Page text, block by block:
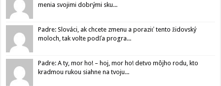
menia svojimi dobrými sku...
Padre: Slováci, ak chcete zmenu a poraziť tento židovský
moloch, tak volte podľa progra...
Padre: A ty, mor ho! – hoj, mor ho! detvo môjho rodu, kto
kradmou rukou siahne na tvoju...